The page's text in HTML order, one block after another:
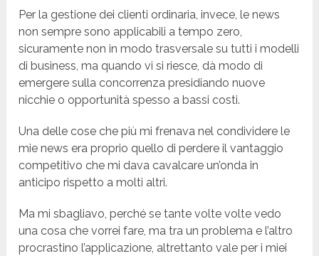
Per la gestione dei clienti ordinaria, invece, le news
non sempre sono applicabili a tempo zero,
sicuramente non in modo trasversale su tutti i modelli
di business, ma quando vi si riesce, dà modo di
emergere sulla concorrenza presidiando nuove
nicchie o opportunità spesso a bassi costi.
Una delle cose che più mi frenava nel condividere le
mie news era proprio quello di perdere il vantaggio
competitivo che mi dava cavalcare un’onda in
anticipo rispetto a molti altri.
Ma mi sbagliavo, perché se tante volte volte vedo
una cosa che vorrei fare, ma tra un problema e l’altro
procrastino l’applicazione, altrettanto vale per i miei